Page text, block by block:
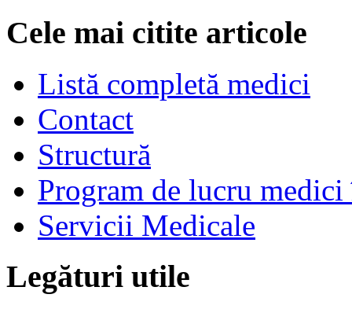
Cele mai citite articole
Listă completă medici
Contact
Structură
Program de lucru
Servicii Medicale
Legături utile